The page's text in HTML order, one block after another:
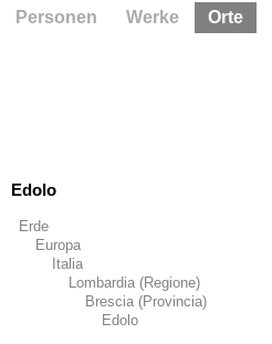
Edolo
Erde
Europa
Italia
Lombardia (Regione)
Brescia (Provincia)
Edolo
Personen Werke Orte